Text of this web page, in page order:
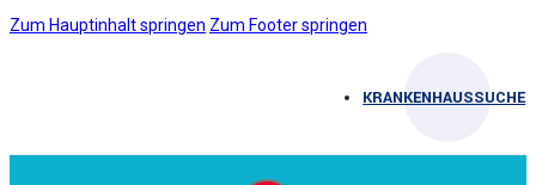
Zum Hauptinhalt springen Zum Footer springen
KRANKENHAUSSUCHE